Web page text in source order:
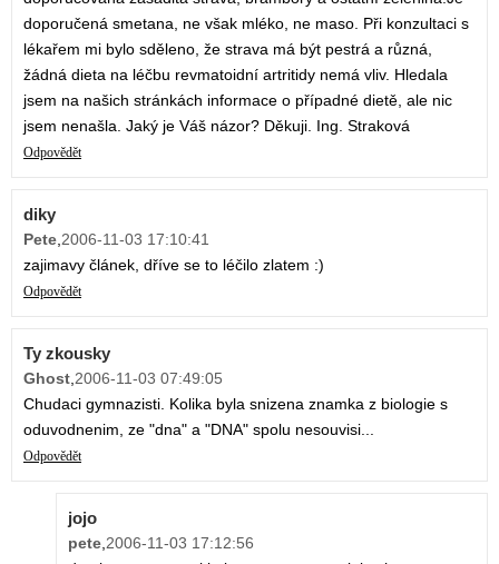
doporučená smetana, ne však mléko, ne maso. Při konzultaci s
lékařem mi bylo sděleno, že strava má být pestrá a různá,
žádná dieta na léčbu revmatoidní artritidy nemá vliv. Hledala
jsem na našich stránkách informace o případné dietě, ale nic
jsem nenašla. Jaký je Váš názor? Děkuji. Ing. Straková
Odpovědět
diky
Pete,2006-11-03 17:10:41
zajimavy článek, dříve se to léčilo zlatem :)
Odpovědět
Ty zkousky
Ghost,2006-11-03 07:49:05
Chudaci gymnazisti. Kolika byla snizena znamka z biologie s
oduvodnenim, ze "dna" a "DNA" spolu nesouvisi...
Odpovědět
jojo
pete,2006-11-03 17:12:56